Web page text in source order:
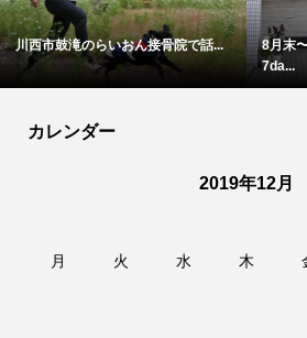
川西市鼓滝のらいおん接骨院で話...
8月末
7da...
カレンダー
2019年12月
月 火 水 木